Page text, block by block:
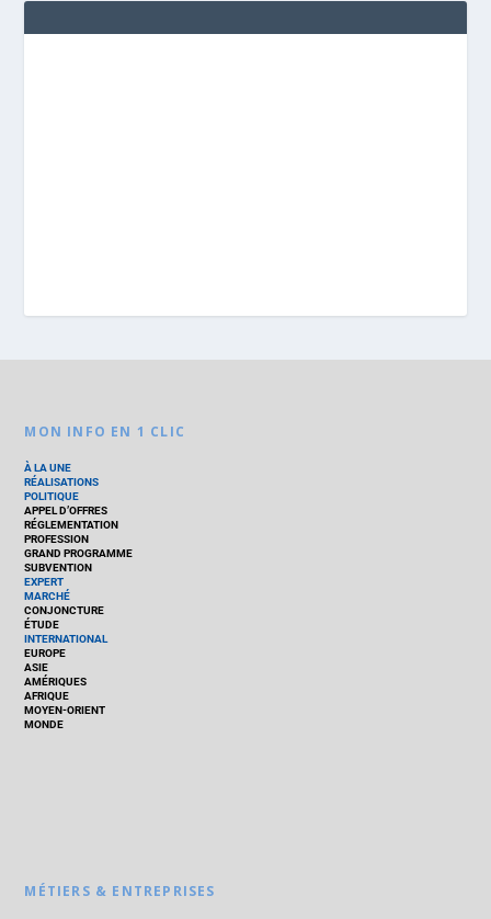
MON INFO EN 1 CLIC
À LA UNE
RÉALISATIONS
POLITIQUE
APPEL D’OFFRES
RÉGLEMENTATION
PROFESSION
GRAND PROGRAMME
SUBVENTION
EXPERT
MARCHÉ
CONJONCTURE
ÉTUDE
INTERNATIONAL
EUROPE
ASIE
AMÉRIQUES
AFRIQUE
MOYEN-ORIENT
MONDE
MÉTIERS & ENTREPRISES